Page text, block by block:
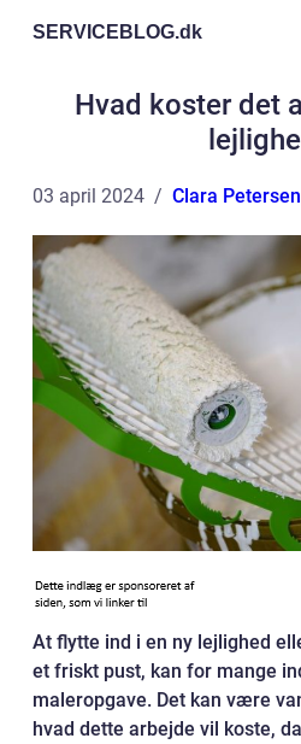
SERVICEBLOG.dk
Hvad koster det
03 april 2024 Clara Petersen
At flytte ind i en ny lejlighed
et friskt pust, kan for mange
maleropgave. Det kan være
hvad dette arbejde vil koste,